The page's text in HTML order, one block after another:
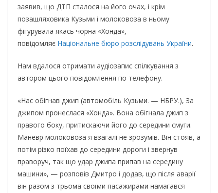
заявив, що ДТП сталося на його очах, і крім
позашляховика Кузьми і молоковоза в ньому
фігурувала якась чорна «Хонда»,
повідомляє Національне бюро розслідувань України.
Нам вдалося отримати аудіозапис спілкування з
автором цього повідомлення по телефону.
«Нас обігнав джип (автомобіль Кузьми. — НБРУ.), За
джипом пронеслася «Хонда». Вона обігнала джип з
правого боку, притискаючи його до середини смуги.
Маневр молоковоза я взагалі не зрозумів. Він стояв, а
потім різко поїхав до середини дороги і звернув
праворуч, так що удар джипа припав на середину
машини», — розповів Дмитро і додав, що після аварії
він разом з трьома своїми пасажирами намагався